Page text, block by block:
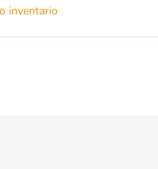
inventario